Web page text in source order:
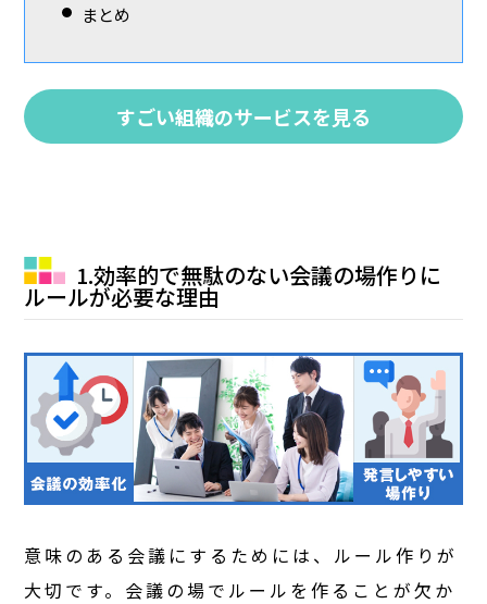
まとめ
すごい組織のサービスを見る
1.効率的で無駄のない会議の場作りに
ルールが必要な理由
意味のある会議にするためには、ルール作りが
大切です。会議の場でルールを作ることが欠か